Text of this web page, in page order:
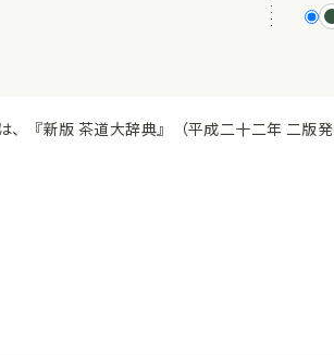
、『新版 茶道大辞典』（平成二十二年 二版